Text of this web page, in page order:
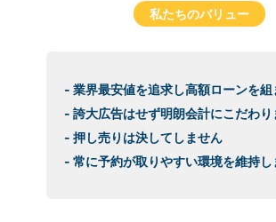
私たちのバリュー
- 業界最安値を追求し高額ローンを
- 誇大広告はせず明朗会計にこだわり
- 押し売りは決してしません
- 常に予約が取りやすい環境を維持し